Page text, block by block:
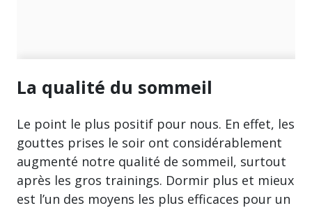
La qualité du sommeil
Le point le plus positif pour nous. En effet, les
gouttes prises le soir ont considérablement
augmenté notre qualité de sommeil, surtout
après les gros trainings. Dormir plus et mieux
est l’un des moyens les plus efficaces pour un